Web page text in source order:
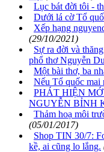
Lục bát đời tôi -
Dưới lá cờ Tổ
Xếp hạng
(29/10/2021)
Sự ra đời và
phổ thơ Nguyễn
Một bài thơ, ba
Nếu Tổ quốc mai
PHÁT HIỆN
NGUYỄN BỈNH
Thảm hoạ môi
(05/01/2017)
Shop TIN 30/7:
kề, ai cũng lo lắng.